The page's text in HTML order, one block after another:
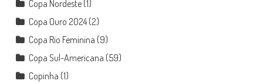
Copa Nordeste(1)
Copa Ouro 2024(2)
Copa Rio Feminina (9)
Copa Sul-Americana (59)
Copinha (1)